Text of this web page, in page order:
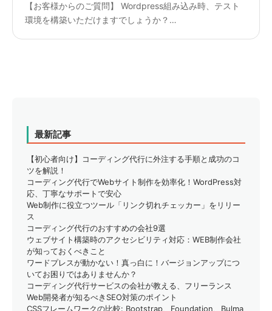
【お客様からのご質問】 Wordpress組み込み時、テスト
環境を構築いただけますでしょうか？
最新記事
【初心者向け】コーディング代行に外注する手順と成功のコ
ツを解説！
コーディング代行でWebサイト制作を効率化！WordPress対
応、丁寧なサポートで安心
Web制作に役立つツール「リンク切れチェッカー」をリリー
ス
コーディング代行のおすすめの会社9選
ウェブサイト構築時のアクセシビリティ対応：WEB制作会社
が知っておくべきこと
ワードプレスが動かない！真っ白に！バージョンアップにつ
いてお困りではありませんか？
コーディング代行サービスの会社が教える、フリーランス
Web開発者が知るべきSEO対策のポイント
CSSフレームワークの比較: Bootstrap、Foundation、Bulma